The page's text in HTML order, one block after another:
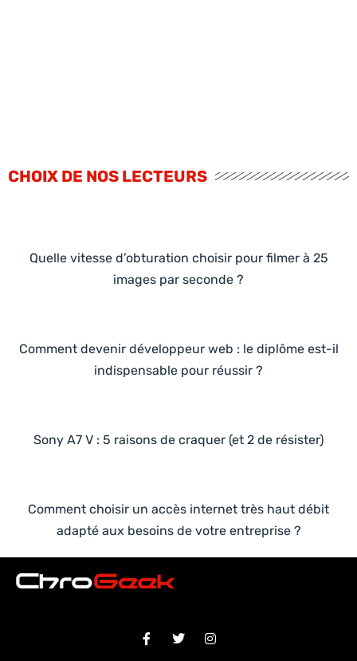
CHOIX DE NOS LECTEURS
Quelle vitesse d’obturation choisir pour filmer à 25
images par seconde ?
Comment devenir développeur web : le diplôme est-il
indispensable pour réussir ?
Sony A7 V : 5 raisons de craquer (et 2 de résister)
Comment choisir un accès internet très haut débit
adapté aux besoins de votre entreprise ?